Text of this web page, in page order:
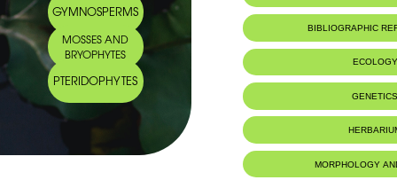
GYMNOSPERMS
MOSSES AND
BRYOPHYTES
PTERIDOPHYTES
Common name: Bident poilu -
Arabic name: حسيكة وبرة
BIBLIOGRAPHIC
ECOLOGY
Terrains
MORPHOLOGY